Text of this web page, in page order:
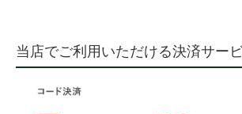
当店でご利用いただける決済サー